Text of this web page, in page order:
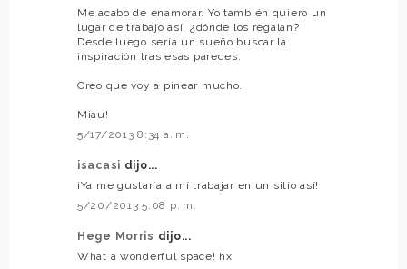
Me acabo de enamorar. Yo también quiero un
lugar de trabajo así, ¿dónde los regalan?
Desde luego sería un sueño buscar la
inspiración tras esas paredes.
Creo que voy a pinear mucho.
Miau!
5/17/2013 8:34 a. m.
isacasi dijo...
¡Ya me gustaría a mí trabajar en un sitio así!
5/20/2013 5:08 p. m.
Hege Morris dijo...
What a wonderful space! hx